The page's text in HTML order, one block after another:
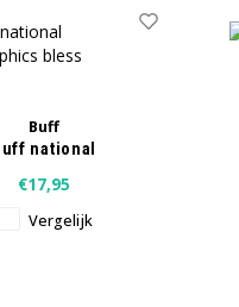
Buff
national
€17,95
Vergelijk